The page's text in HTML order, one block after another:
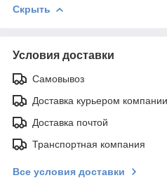
Скрыть
Условия доставки
Самовывоз
Доставка курьером
Доставка почтой
Транспортная компания
Все условия доставки